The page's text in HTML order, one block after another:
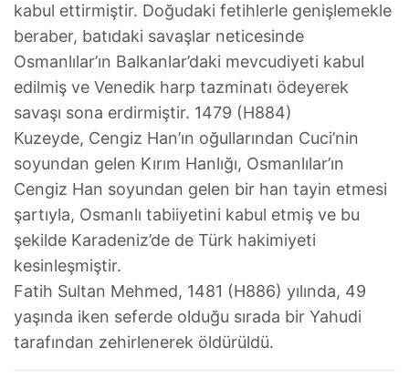
kabul ettirmiştir. Doğudaki fetihlerle genişlemekle
beraber, batıdaki savaşlar neticesinde
Osmanlılar’ın Balkanlar’daki mevcudiyeti kabul
edilmiş ve Venedik harp tazminatı ödeyerek
savaşı sona erdirmiştir. 1479 (H884)
Kuzeyde, Cengiz Han’ın oğullarından Cuci’nin
soyundan gelen Kırım Hanlığı, Osmanlılar’ın
Cengiz Han soyundan gelen bir han tayin etmesi
şartıyla, Osmanlı tabiiyetini kabul etmiş ve bu
şekilde Karadeniz’de de Türk hakimiyeti
kesinleşmiştir.
Fatih Sultan Mehmed, 1481 (H886) yılında, 49
yaşında iken seferde olduğu sırada bir Yahudi
tarafından zehirlenerek öldürüldü.